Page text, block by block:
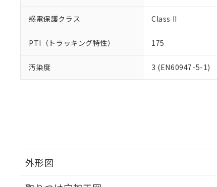
感電保護クラス Class II
PTI（トラッキング特性） 175
汚染度 3 (EN60947-5-1)
外形図